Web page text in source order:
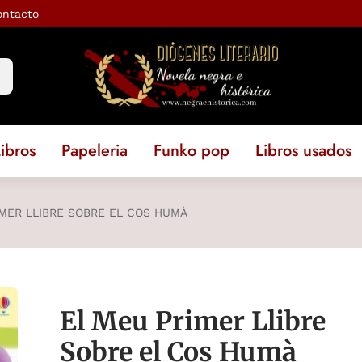
Papeleria Funko pop Libros usados
LLIBRE SOBRE EL COS HUMÀ
El Meu Primer Llibre
Sobre el Cos Humà